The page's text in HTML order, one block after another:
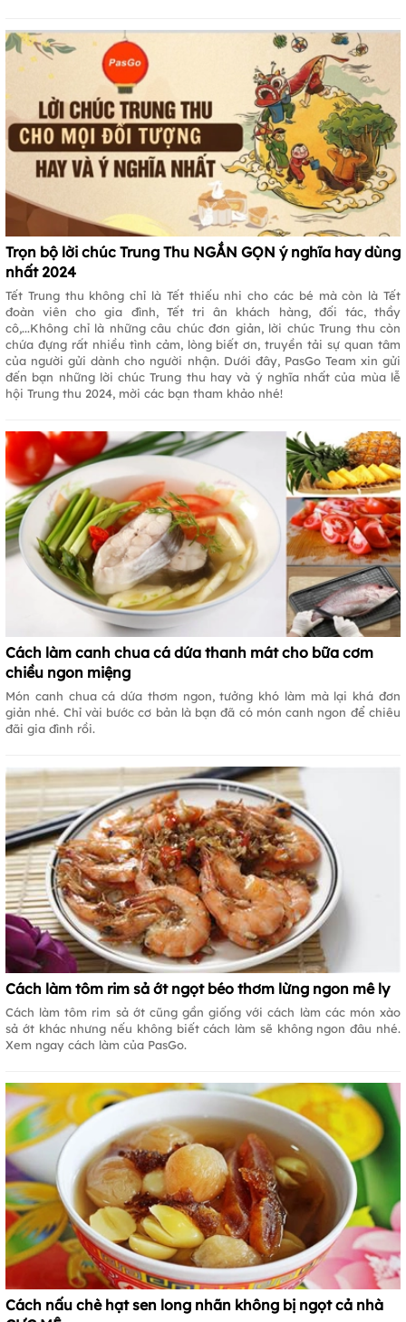
Trọn bộ lời chúc Trung Thu NGẮN GỌN ý nghĩa hay dùng
nhất 2024
Tết Trung thu không chỉ là Tết thiếu nhi cho các bé mà còn là Tết
đoàn viên cho gia đình, Tết tri ân khách hàng, đối tác, thầy
cô,...Không chỉ là những câu chúc đơn giản, lời chúc Trung thu còn
chứa đựng rất nhiều tình cảm, lòng biết ơn, truyền tải sự quan tâm
của người gửi dành cho người nhận. Dưới đây, PasGo Team xin gửi
đến bạn những lời chúc Trung thu hay và ý nghĩa nhất của mùa lễ
hội Trung thu 2024, mời các bạn tham khảo nhé!
Cách làm canh chua cá dứa thanh mát cho bữa cơm
chiều ngon miệng
Món canh chua cá dứa thơm ngon, tưởng khó làm mà lại khá đơn
giản nhé. Chỉ vài bước cơ bản là bạn đã có món canh ngon để chiêu
đãi gia đình rồi.
Cách làm tôm rim sả ớt ngọt béo thơm lừng ngon mê ly
Cách làm tôm rim sả ớt cũng gần giống với cách làm các món xào
sả ớt khác nhưng nếu không biết cách làm sẽ không ngon đâu nhé.
Xem ngay cách làm của PasGo.
Cách nấu chè hạt sen long nhãn không bị ngọt cả nhà